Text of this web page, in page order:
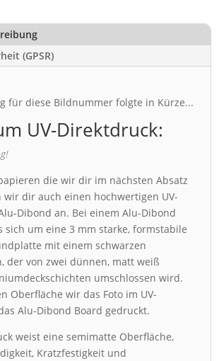
(GPSR)
für diese Bildnummer folgte in Kürze...
UV-Direktdruck:
die wir dir im nächsten Absatz
dir auch einen hochwertigen UV-
Dibond an. Bei einem Alu-Dibond
sich um eine 3 mm starke, formstabile
mit einem schwarzen
der von zwei dünnen, matt weiß
umschlossen wird.
Oberfläche wir das Foto im UV-
Alu-Dibond Board gedruckt.
weist eine semimatte Oberfläche,
Kratzfestigkeit und